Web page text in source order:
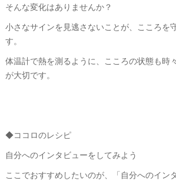
そんな変化はありませんか？
小さなサインを見逃さないことが、こころを
す。
体温計で熱を測るように、こころの状態も時
が大切です。
◆ココロのレシピ
自分へのインタビューをしてみよう
ここでおすすめしたいのが、「自分へのイン